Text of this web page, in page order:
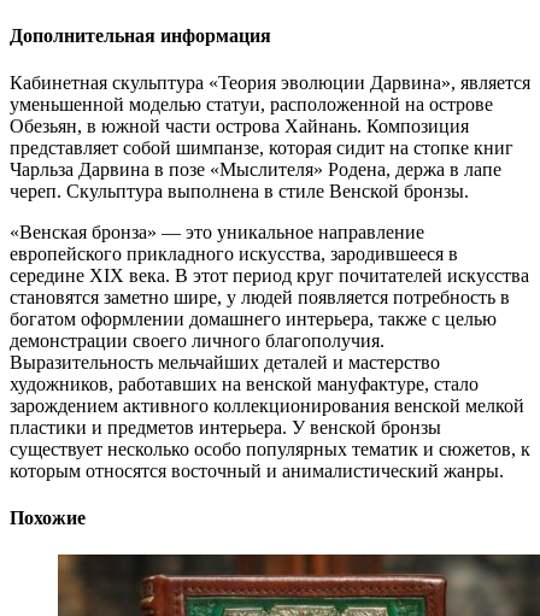
Дополнительная информация
Кабинетная скульптура «Теория эволюции Дарвина», является
уменьшенной моделью статуи, расположенной на острове
Обезьян, в южной части острова Хайнань. Композиция
представляет собой шимпанзе, которая сидит на стопке книг
Чарльза Дарвина в позе «Мыслителя» Родена, держа в лапе
череп. Скульптура выполнена в стиле Венской бронзы.
«Венская бронза» — это уникальное направление
европейского прикладного искусства, зародившееся в
середине XIX века. В этот период круг почитателей искусства
становятся заметно шире, у людей появляется потребность в
богатом оформлении домашнего интерьера, также с целью
демонстрации своего личного благополучия.
Выразительность мельчайших деталей и мастерство
художников, работавших на венской мануфактуре, стало
зарождением активного коллекционирования венской мелкой
пластики и предметов интерьера. У венской бронзы
существует несколько особо популярных тематик и сюжетов, к
которым относятся восточный и анималистический жанры.
Похожие